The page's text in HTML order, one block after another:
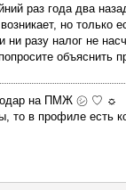
раз года два
возникает, но
ни разу налог не
объяснить
на ПМЖ ㋛ ♡ ☼
то в профиле есть